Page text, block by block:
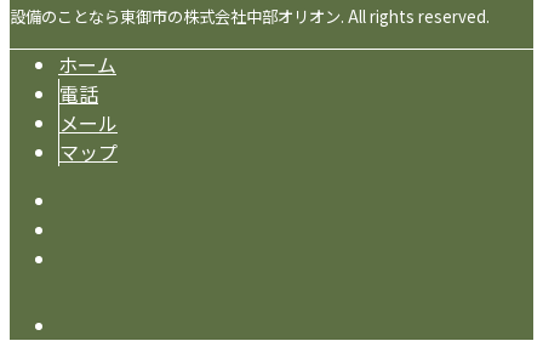
設備のことなら東御市の株式会社中部オリオン. All rights reserved.
ホーム
電話
メール
マップ